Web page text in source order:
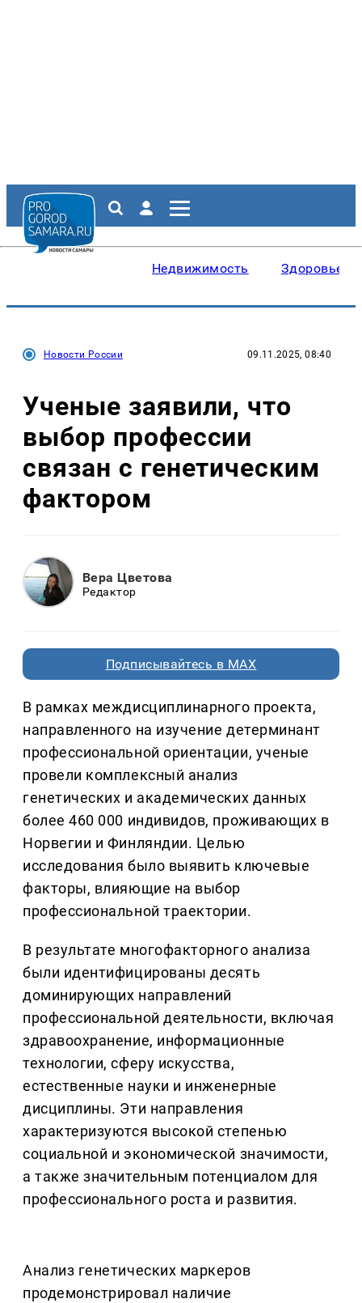
Недвижимость Здоровье
Новости России 09.11.2025, 08:40
Ученые заявили, что
выбор профессии
связан с генетическим
фактором
Вера Цветова
Редактор
Подписывайтесь в MAX
В рамках междисциплинарного проекта,
направленного на изучение детерминант
профессиональной ориентации, ученые
провели комплексный анализ
генетических и академических данных
более 460 000 индивидов, проживающих в
Норвегии и Финляндии. Целью
исследования было выявить ключевые
факторы, влияющие на выбор
профессиональной траектории.
В результате многофакторного анализа
были идентифицированы десять
доминирующих направлений
профессиональной деятельности, включая
здравоохранение, информационные
технологии, сферу искусства,
естественные науки и инженерные
дисциплины. Эти направления
характеризуются высокой степенью
социальной и экономической значимости,
а также значительным потенциалом для
профессионального роста и развития.
Анализ генетических маркеров
продемонстрировал наличие